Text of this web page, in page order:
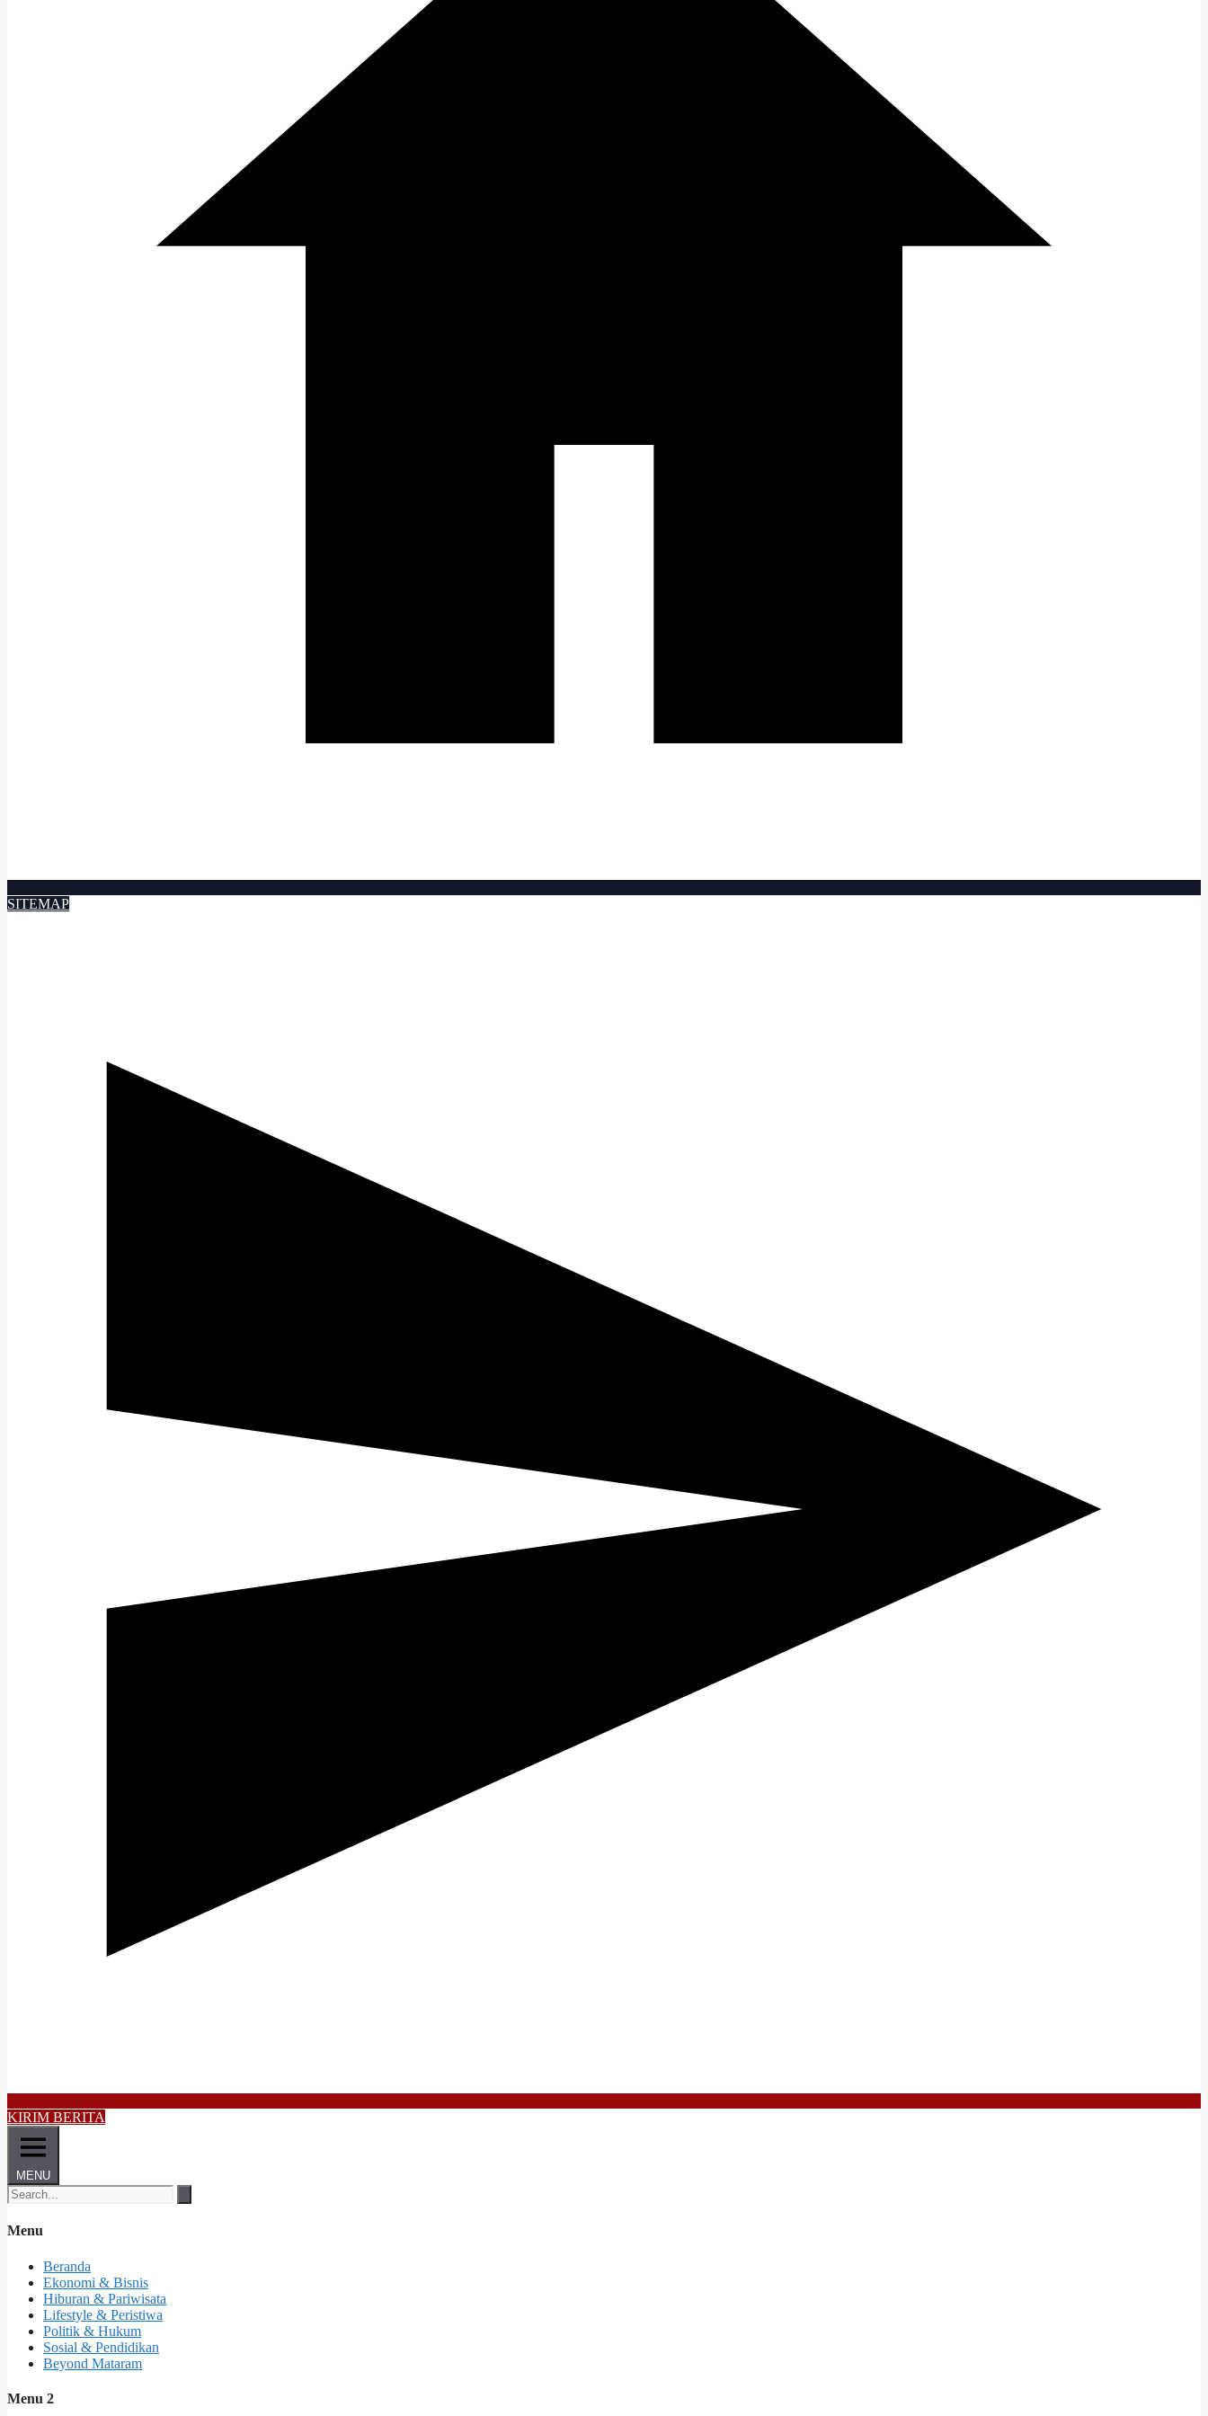
SITEMAP
KIRIM BERITA
MENU
Menu
Beranda
Ekonomi & Bisnis
Hiburan & Pariwisata
Lifestyle & Peristiwa
Politik & Hukum
Sosial & Pendidikan
Beyond Mataram
Menu 2